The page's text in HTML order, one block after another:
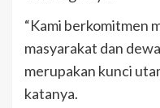
“Kami berkomitmen
masyarakat dan
merupakan kunci
katanya.